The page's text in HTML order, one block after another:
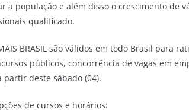
a população e além disso o crescimento de
qualificado.
BRASIL são válidos em todo Brasil para
públicos, concorrência de vagas em
partir deste sábado (04).
de cursos e horários: